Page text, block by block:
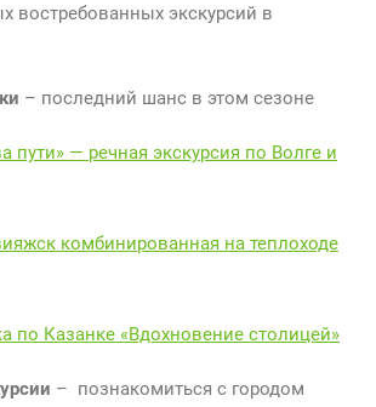
востребованных экскурсий в
– последний шанс в этом сезоне
пути» — речная экскурсия по Волге и
комбинированная на теплоходе
по Казанке «Вдохновение столицей»
– познакомиться с городом